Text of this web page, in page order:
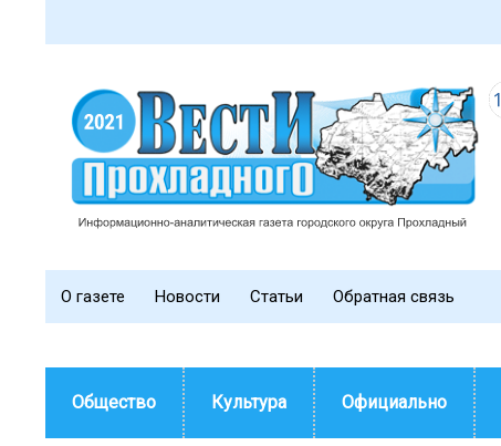
О газете Новости Статьи Обратная связь
Общество Культура Официально